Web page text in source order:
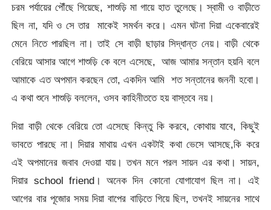
চরম পর্যায়ের পৌঁছে গিয়েছে, শাশুড়ি মা গায়ে হাত তুলেছে। স্বামী ও বাড়ীতে
ছিল না, যদি ও সে তার মাকেই সমর্থন করে। এমন ঘটনা দিয়া একেবারেই
মেনে নিতে পারছিল না। তাই সে বাড়ী ছাড়ার সিদ্ধান্ত নেয়। বাড়ী থেকে
বেরিয়ে আসার আগে শাশুড়ি কে বলে এসেছে, আজ আমার সন্তান হয়নি বলে
আমাকে এত অপমান করছেন তো, একদিন আমি শত সন্তানের জননী হবো।
এ কথা শুনে শাশুড়ি বললেন, ওসব কাহিনীততে হয় বাস্তবে নয়।
দিয়া বাড়ী থেকে বেরিয়ে তো এসেছে কিন্তু কি করবে, কোথায় যাবে, কিছুই
ভাবতে পারছে না। দিয়ার মাথায় এখন একটাই কথা ভেসে আসছে,কি করে
এই অপমানের জবাব দেওয়া যায়। তখন মনে পরল সায়ন এর কথা। সায়ন,
দিয়ার school friend। অনেক দিন কোনো যোগাযোগ ছিল না। এই
আগের বার পূজোর সময় দিয়া বাপের বাড়িতে গিয়ে ছিল, তখনই সায়নের সাথে